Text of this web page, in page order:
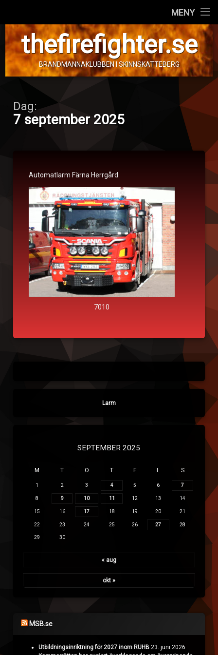
MENY
Personal
Fordon
Hoppa
till
innehållthefirefighter.se
BRANDMANNAKLUBBEN I SKINNSKATTEBERG
Dag:
7 september 2025
tom.frimann
Kategorier:
Automatlarm
Automatlarm Färna Herrgård
7010
Larm
SEPTEMBER 2025
M T O T F L S
1 2 3 4 5 6 7
8 9 10 11 12 13 14
15 16 17 18 19 20 21
22 23 24 25 26 27 28
29 30
« aug
okt »
MSB.se
Utbildningsinriktning för 2027 inom RUHB 23. juni 2026